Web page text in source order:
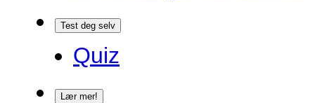
Test deg selv
Quiz
Lær mer!